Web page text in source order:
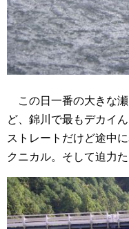
この日一番の大きな
ど、錦川で最もデカイ
ストレートだけど途中
クニカル。そして迫力た